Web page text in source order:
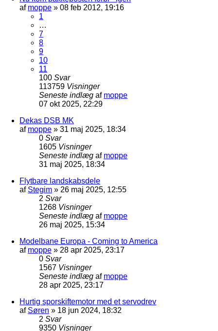
af moppe » 08 feb 2012, 19:16
1
…
7
8
9
10
11
100 Svar
113759 Visninger
Seneste indlæg af moppe
07 okt 2025, 22:29
Dekas DSB MK
af moppe » 31 maj 2025, 18:34
0 Svar
1605 Visninger
Seneste indlæg af moppe
31 maj 2025, 18:34
Flytbare landskabsdele
af Stegim » 26 maj 2025, 12:55
2 Svar
1268 Visninger
Seneste indlæg af moppe
26 maj 2025, 15:34
Modelbane Europa - Coming to America
af moppe » 28 apr 2025, 23:17
0 Svar
1567 Visninger
Seneste indlæg af moppe
28 apr 2025, 23:17
Hurtig sporskiftemotor med et servodrev
af Søren » 18 jun 2024, 18:32
2 Svar
9350 Visninger